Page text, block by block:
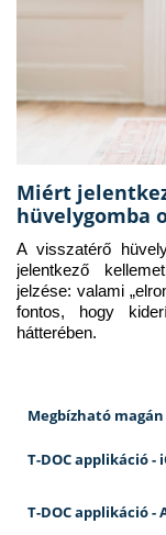
Miért
hüvelygomba
A visszatérő
jelentkező
jelzése: valami
fontos, hogy
hátterében.
Megbízható
T-DOC applikáció -
T-DOC applikáció -